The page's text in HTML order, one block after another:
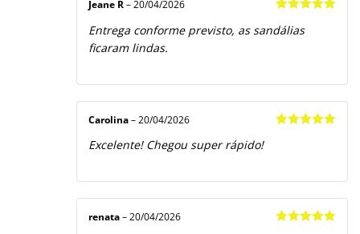
de 5
Jeane R – 20/04/2026
Entrega conforme previsto, as sandálias
ficaram lindas.
Carolina – 20/04/2026
Excelente! Chegou super rápido!
renata – 20/04/2026